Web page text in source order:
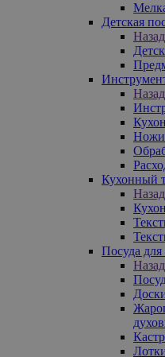
Детская
Назад
Назад
Ножи
Кухонный
Назад
Посуда
Назад